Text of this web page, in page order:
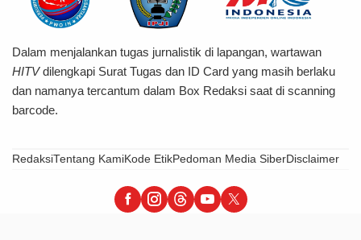
Dalam menjalankan tugas jurnalistik di lapangan, wartawan
HITVdilengkapi Surat Tugas dan ID Card yang masih berlaku
dan namanya tercantum dalam Box Redaksi saat di scanning
barcode.
RedaksiTentang KamiKode EtikPedoman Media SiberDisclaimer